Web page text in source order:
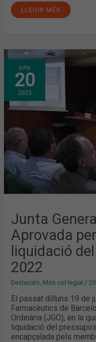
LLEGIR MÉS
juny
20
2023
Junta
Aprovada
liquidació
2022
Destacats Món col·legial /
El passat dilluns 19 de
Farmacèutics de
Ordinària (JGO), en la
liquidació del
encapçalada pels
JUNTA
GENERAL
ORDINÀRIA:
APROVADA
PER
UNANIMITAT
LA
LIQUIDACIÓ
DE
2022